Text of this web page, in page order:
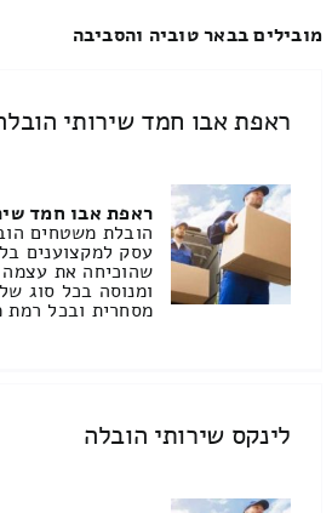
מובילים בבאר טוביה והסביבה
ראפת אבו חמד שירותי
ראפת אבו חמד
הובלת משטחים
עסק למקצוענים
שהוכיחה את עצמה
ומנוסה בכל סוג
מסחרית ובכל
לינקס שירותי הובלה